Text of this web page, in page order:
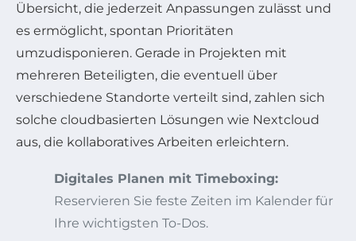
Übersicht, die jederzeit Anpassungen zulässt und
es ermöglicht, spontan Prioritäten
umzudisponieren. Gerade in Projekten mit
mehreren Beteiligten, die eventuell über
verschiedene Standorte verteilt sind, zahlen sich
solche cloudbasierten Lösungen wie Nextcloud
aus, die kollaboratives Arbeiten erleichtern.
Digitales Planen mit Timeboxing:
Reservieren Sie feste Zeiten im Kalender für
Ihre wichtigsten To-Dos.